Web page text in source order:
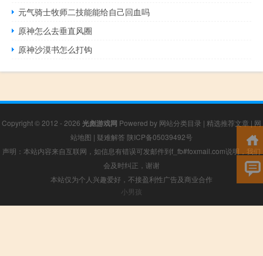
元气骑士牧师二技能能给自己回血吗
原神怎么去垂直风圈
原神沙漠书怎么打钩
Copyright © 2012 - 2026 光彪游戏网 Powered by 网站分类目录 | 精选推荐文章 | 网
站地图 | 疑难解答 陕ICP备05039492号
声明：本站内容来自互联网，如信息有错误可发邮件到f_fb#foxmail.com说明，我们
会及时纠正，谢谢
本站仅为个人兴趣爱好，不接盈利性广告及商业合作
小男孩